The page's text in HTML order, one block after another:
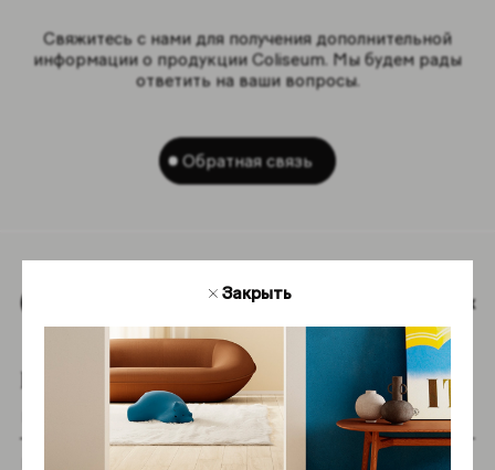
Свяжитесь с нами для получения дополнительной
информации о продукции Coliseum. Мы будем рады
ответить на ваши вопросы.
Обратная связь
Закрыть Наверх
Подпишитесь на новостную рассылку